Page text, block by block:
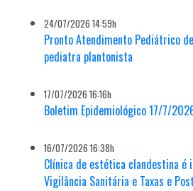
24/07/2026 14:59h
Pronto Atendimento Pediátrico
pediatra plantonista
17/07/2026 16:16h
Boletim Epidemiológico 17/7/
16/07/2026 16:38h
Clínica de estética clandestina é
Vigilância Sanitária e Taxas e